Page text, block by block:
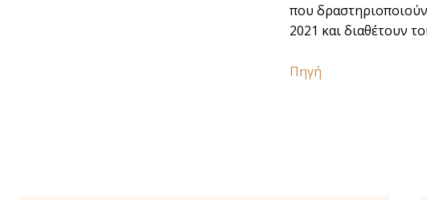
που
2021 και διαθέτουν
Πηγή